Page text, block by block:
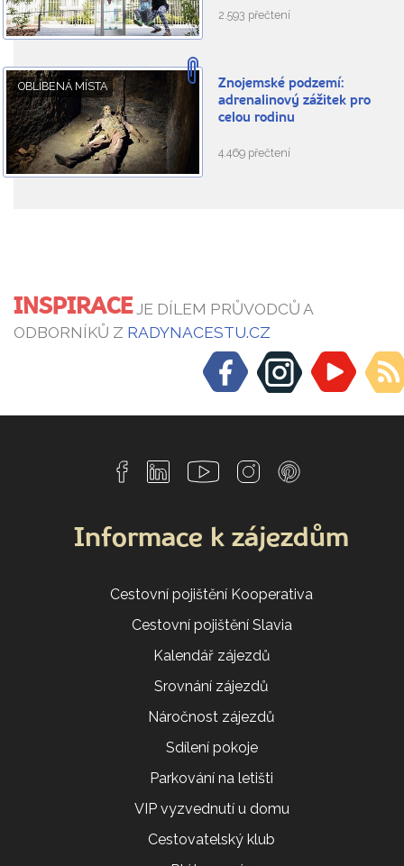
2.593 přečtení
OBLÍBENÁ MÍSTA
Znojemské podzemí:
adrenalinový zážitek pro
celou rodinu
4.469 přečtení
INSPIRACEJE DÍLEM PRŮVODCŮ A
ODBORNÍKŮ Z RADYNACESTU.CZ
Informace k zájezdům
Cestovní pojištění Kooperativa
Cestovní pojištění Slavia
Kalendář zájezdů
Srovnání zájezdů
Náročnost zájezdů
Sdílení pokoje
Parkování na letišti
VIP vyzvednutí u domu
Cestovatelský klub